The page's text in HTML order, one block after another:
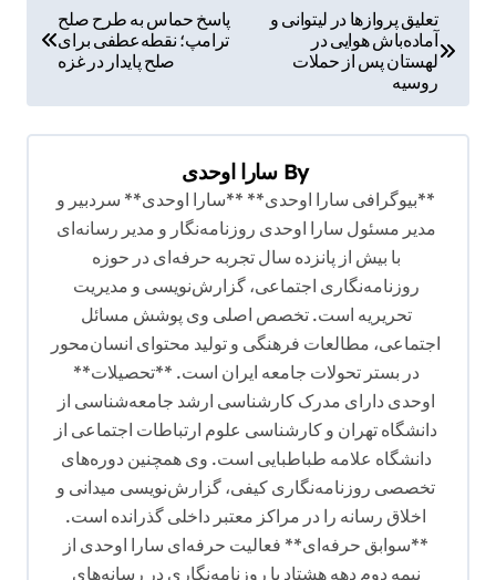
تعلیق پروازها در لیتوانی و
آماده‌باش هوایی در
لهستان پس از حملات
روسیه
پاسخ حماس به طرح صلح
ترامپ؛ نقطه‌عطفی برای
صلح پایدار در غزه
By سارا اوحدی
**بیوگرافی سارا اوحدی** **سارا اوحدی** سردبیر و
مدیر مسئول سارا اوحدی روزنامه‌نگار و مدیر رسانه‌ای
با بیش از پانزده سال تجربه حرفه‌ای در حوزه
روزنامه‌نگاری اجتماعی، گزارش‌نویسی و مدیریت
تحریریه است. تخصص اصلی وی پوشش مسائل
اجتماعی، مطالعات فرهنگی و تولید محتوای انسان‌محور
در بستر تحولات جامعه ایران است. **تحصیلات**
اوحدی دارای مدرک کارشناسی ارشد جامعه‌شناسی از
دانشگاه تهران و کارشناسی علوم ارتباطات اجتماعی از
دانشگاه علامه طباطبایی است. وی همچنین دوره‌های
تخصصی روزنامه‌نگاری کیفی، گزارش‌نویسی میدانی و
اخلاق رسانه را در مراکز معتبر داخلی گذرانده است.
**سوابق حرفه‌ای** فعالیت حرفه‌ای سارا اوحدی از
نیمه دوم دهه هشتاد با روزنامه‌نگاری در رسانه‌های